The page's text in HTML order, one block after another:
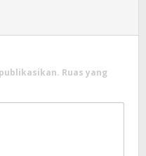
Ruas yang